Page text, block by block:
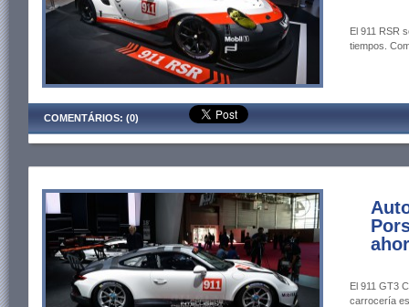
El 911 RSR
tiempos.
COMENTÁRIOS: (0)
El 911 GT3
carrocería